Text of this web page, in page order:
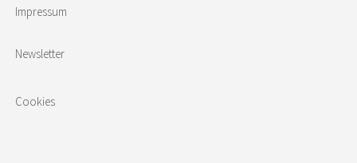
Impressum
Newsletter
Cookies